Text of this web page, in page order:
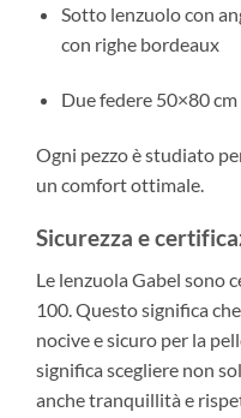
Sotto lenzuolo con
con righe bordeaux
Due federe 50×80 cm
Ogni pezzo è studiato
un comfort ottimale.
Sicurezza e
Le lenzuola Gabel sono
100. Questo significa
nocive e sicuro per la
significa scegliere non
anche tranquillità e